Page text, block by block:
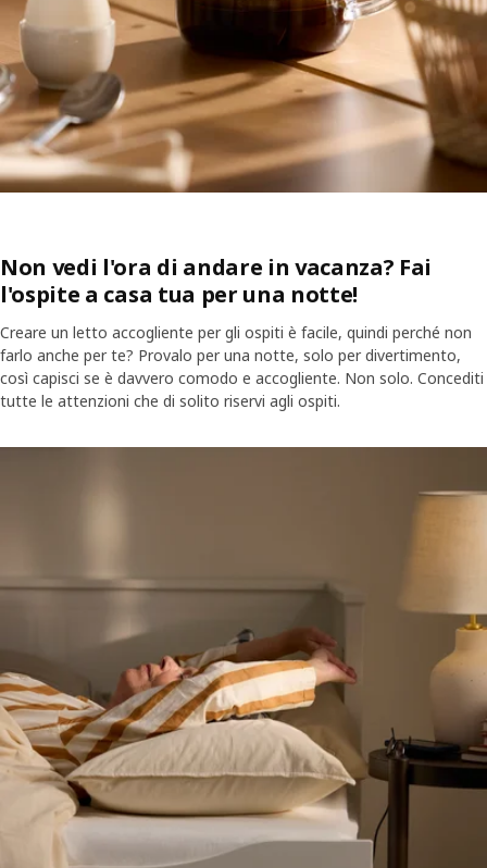
Non vedi l'ora di andare in vacanza? Fai
l'ospite a casa tua per una notte!
Creare un letto accogliente per gli ospiti è facile, quindi perché non
farlo anche per te? Provalo per una notte, solo per divertimento,
così capisci se è davvero comodo e accogliente. Non solo. Concediti
tutte le attenzioni che di solito riservi agli ospiti.